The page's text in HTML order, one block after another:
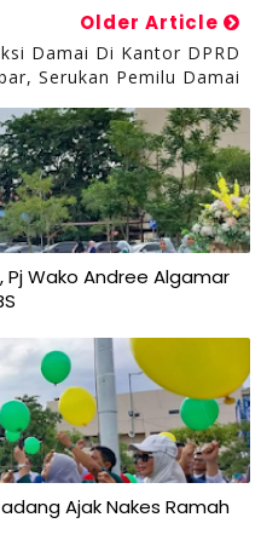
Older Article
Damai Di Kantor DPRD
Serukan Pemilu Damai
Wako Andree Algamar
Ajak Nakes Ramah